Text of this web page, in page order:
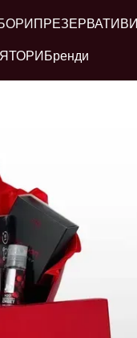
ПРЕЗЕРВАТИВИ
Бренди